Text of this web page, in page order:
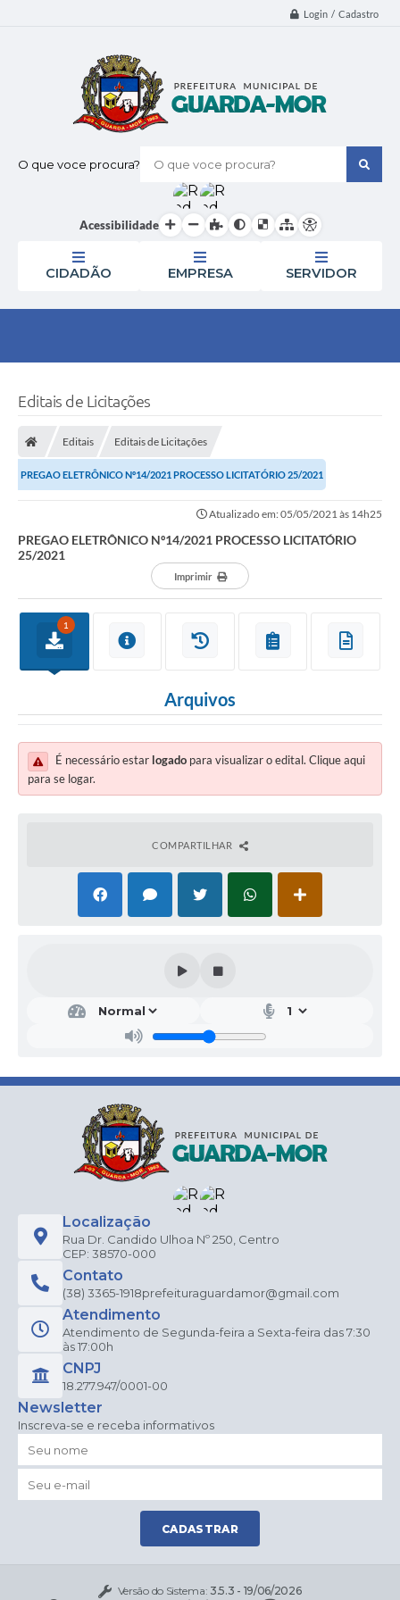
Login / Cadastro
O que voce procura?
Acessibilidade
CIDADÃO EMPRESA SERVIDOR
Editais de Licitações
Editais Editais de Licitações
PREGAO ELETRÔNICO Nº14/2021 PROCESSO LICITATÓRIO 25/2021
Atualizado em: 05/05/2021 às 14h25
PREGAO ELETRÔNICO Nº14/2021 PROCESSO LICITATÓRIO
25/2021
Imprimir
1
Arquivos
É necessário estar logado para visualizar o edital. Clique aqui
para se logar.
COMPARTILHAR
Localização
Rua Dr. Candido Ulhoa Nº 250, Centro
CEP: 38570-000
Contato
(38) 3365-1918prefeituraguardamor@gmail.com
Atendimento
Atendimento de Segunda-feira a Sexta-feira das 7:30
às 17:00h
CNPJ
18.277.947/0001-00
Newsletter
Inscreva-se e receba informativos
CADASTRAR
Versão do Sistema: 3.5.3 - 19/06/2026